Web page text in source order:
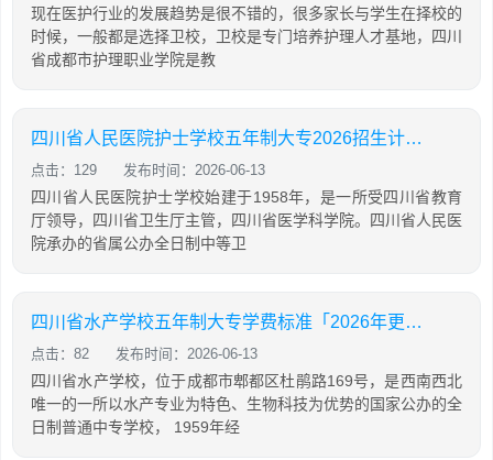
现在医护行业的发展趋势是很不错的，很多家长与学生在择校的
时候，一般都是选择卫校，卫校是专门培养护理人才基地，四川
省成都市护理职业学院是教
四川省人民医院护士学校五年制大专2026招生计划「2026年更新」
点击：129 发布时间：2026-06-13
四川省人民医院护士学校始建于1958年，是一所受四川省教育
厅领导，四川省卫生厅主管，四川省医学科学院。四川省人民医
院承办的省属公办全日制中等卫
四川省水产学校五年制大专学费标准「2026年更新」
点击：82 发布时间：2026-06-13
四川省水产学校，位于成都市郫都区杜鹃路169号，是西南西北
唯一的一所以水产专业为特色、生物科技为优势的国家公办的全
日制普通中专学校， 1959年经